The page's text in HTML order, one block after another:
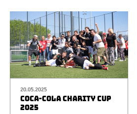
20.05.2025
COCA-COLA CHARITY CUP
2025